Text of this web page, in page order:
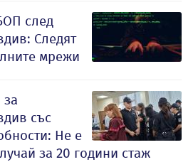
след
Следят
мрежи
за
със
Не е
за 20 години стаж